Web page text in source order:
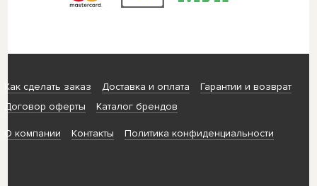
Как сделать заказ Доставка и оплата
Гарантии и возврат
Договор оферты
Каталог брендов
О компании Контакты Политика конфиденциальности